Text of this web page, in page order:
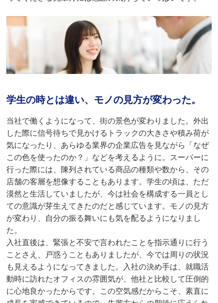
学生の時とは違い、モノの見方が変わった。
当社で働くようになって、街の景色が変わりました。外出
した際に信号待ちで見かけるトラックの大きさや積み荷が
気になったり、あらゆる業界の企業広告を見ながら「なぜ
この色を使ったのか？」などを考えるように。スーパーに
行った際には、陳列されている商品の種類や数から、その
店舗の客層を想像することもあります。学生の頃は、ただ
漠然と生活していましたが、今は社会を構成する一員とし
ての意識が芽生えてきたのだと感じています。モノの見方
が変わり、自分の振る舞いにも気を配るようになりまし
た。
入社直後は、緊張と不安で言われたことを指示通りに行う
ことさえ、戸惑うこともありましたが、今では周りの状況
も見えるようになってきました。入社の決め手は、就職活
動時に訪れたオフィスの雰囲気が、他社と比較して圧倒的
に心地良かったからです。この空気感だからこそ、素直に